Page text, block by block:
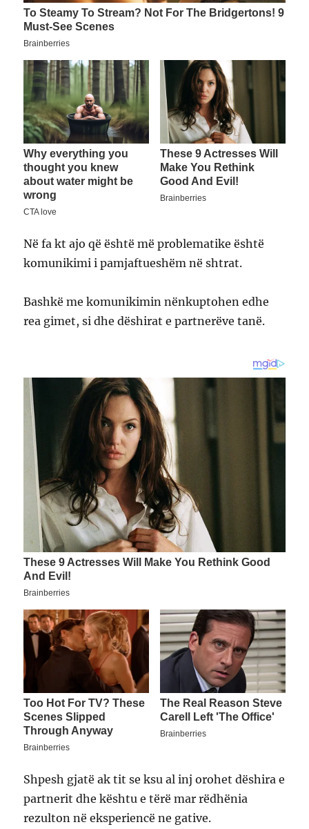
Në fa kt ajo që është më problematike është
komunikimi i pamjaftueshëm në shtrat.
Bashkë me komunikimin nënkuptohen edhe
rea gimet, si dhe dëshirat e partnerëve tanë.
Shpesh gjatë ak tit se ksu al inj orohet dëshira e
partnerit dhe kështu e tërë mar rëdhënia
rezulton në eksperiencë ne gative.